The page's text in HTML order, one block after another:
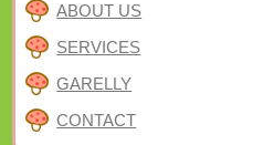
ABOUT US
SERVICES
GARELLY
CONTACT